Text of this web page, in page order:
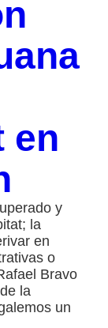
en
y
la
en
o
Bravo
la
un